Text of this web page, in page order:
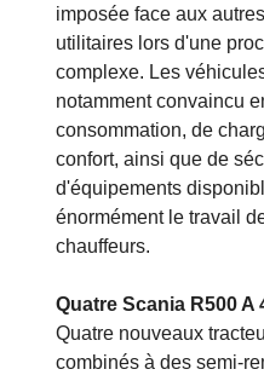
imposée face aux
utilitaires lors d'une
complexe. Les
notamment convaincu
consommation, de
confort, ainsi que de
d'équipements
énormément le travail
chauffeurs.
Quatre Scania R500 A
Quatre nouveaux
combinés à des semi-